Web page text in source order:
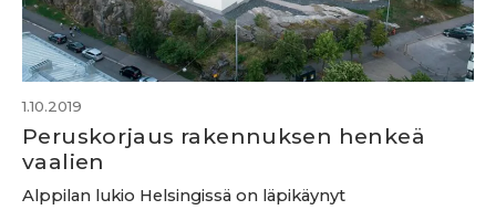
1.10.2019
Peruskorjaus rakennuksen henkeä
vaalien
Alppilan lukio Helsingissä on läpikäynyt